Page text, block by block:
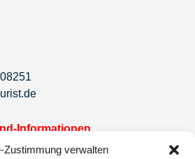
Zustimmung verwalten
Informationen